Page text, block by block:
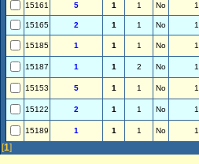
15161 5 1 1 No 1
15165 2 1 1 No 1
15185
1 1 1 No 1
15187 1 1 2 No 1
15153
5 1 1 No 1
15122 2 1 1 No 1
15189 1 1 1 No 1
[1]